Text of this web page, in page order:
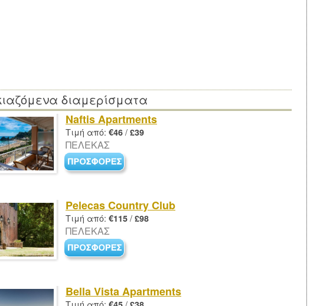
διαμερίσματα
Naftis Apartments
Τιμή από: €46 / £39
ΠΕΛΕΚΑΣ
Pelecas Country Club
Τιμή από: €115 / £98
ΠΕΛΕΚΑΣ
Bella Vista Apartments